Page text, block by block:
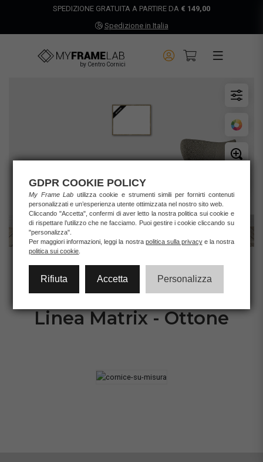
SPEDIZIONE GRATUITA A PARTIRE DA € 149,00
Spedizione in Italia
by Centro Cornici
CONFIGURA CORNICE
Linea Matrix - Ottone
GDPR COOKIE POLICY
My Frame Lab utilizza cookie e strumenti simili per fornirti contenuti
personalizzati e un’esperienza utente ottimizzata nel nostro sito web.
Cliccando "Accetta", confermi di aver letto la nostra politica sui cookie e
di rispettare l’utilizzo che ne facciamo. Puoi gestire i cookie cliccando su
"personalizza".
Per maggiori informazioni, leggi la nostra politica sulla privacye la nostra
politica sui cookie
Rifiuta Accetta Personalizza